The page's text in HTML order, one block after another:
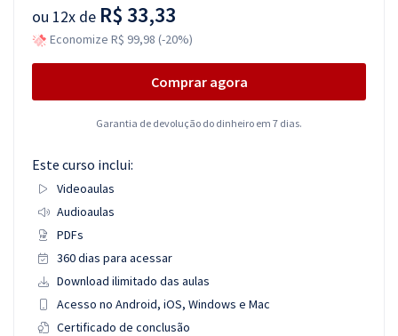
ou 12x de R$ 33,33
Economize R$ 99,98 (-20%)
Comprar agora
Garantia de devolução do dinheiro em 7 dias.
Este curso inclui:
Videoaulas
Audioaulas
PDFs
360 dias para acessar
Download ilimitado das aulas
Acesso no Android, iOS, Windows e Mac
Certificado de conclusão